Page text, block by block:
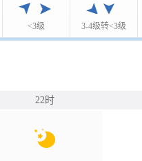
<3级 3-4级转<3级
22时